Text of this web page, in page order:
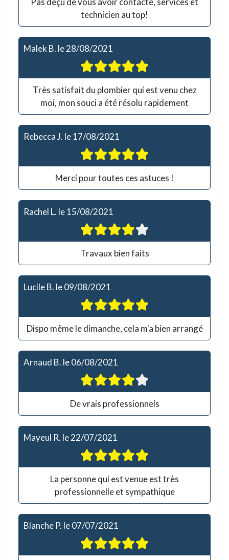
technicien au top!
Malek B. le28/08/2021
Très satisfait du plombier qui est venu chez
moi, mon souci a été résolu rapidement
Rebecca J. le17/08/2021
Merci pour toutes ces astuces !
Rachel L. le15/08/2021
Travaux bien faits
Lucile B. le09/08/2021
Dispo même le dimanche, cela m'a bien arrangé
Arnaud B. le06/08/2021
De vrais professionnels
Mayeul R. le22/07/2021
La personne qui est venue est très
professionnelle et sympathique
Blanche P. le07/07/2021